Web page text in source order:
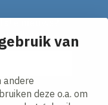
van
andere
deze o.a. om
mailbox!